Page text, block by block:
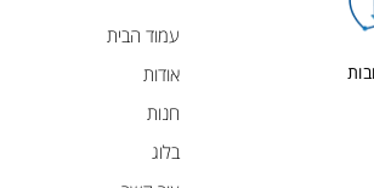
עמוד הבית
אודות
חנות
בלוג